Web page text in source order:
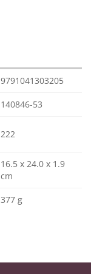
9791041303205
140846-53
222
16.5 x 24.0 x 1.9
cm
377 g